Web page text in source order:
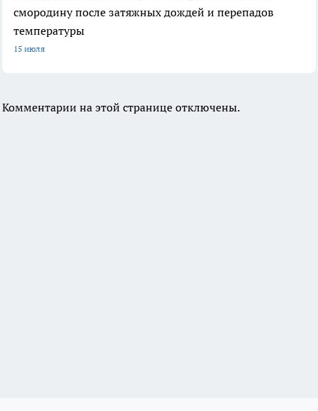
смородину после затяжных дождей и перепадов
температуры
15 июля
Комментарии на этой странице отключены.